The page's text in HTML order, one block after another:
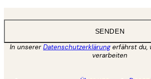
SENDEN
In unsererDatenschutzerklärungerfährst du,
verarbeiten